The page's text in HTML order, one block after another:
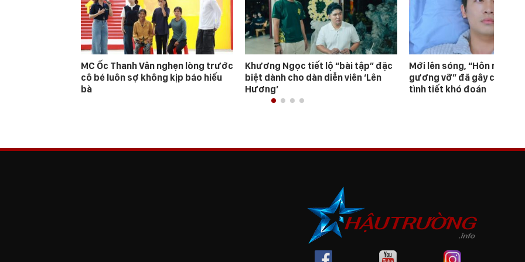
MC Ốc Thanh Vân nghẹn lòng trước
cô bé luôn sợ không kịp báo hiếu
bà
Khương Ngọc tiết lộ “bài tập” đặc
biệt dành cho dàn diễn viên ‘Lên
Hương’
Mới lên sóng, “Hôn nhân
gương vỡ” đã gây chú ý
tình tiết khó đoán